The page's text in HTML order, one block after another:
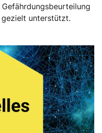
unterstützt.